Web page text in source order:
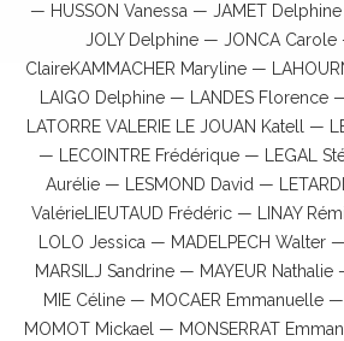
— HUSSON Vanessa — JAMET
JOLY Delphine — JONCA Carole
ClaireKAMMACHER Maryline —
LAIGO Delphine — LANDES Florence
LATORRE VALERIE LE JOUAN Katell —
— LECOINTRE Frédérique — LEGAL
Aurélie — LESMOND David —
ValérieLIEUTAUD Frédéric — LINAY
LOLO Jessica — MADELPECH Walter
MARSILJ Sandrine — MAYEUR
MIE Céline — MOCAER Emmanuelle
MOMOT Mickael — MONSERRAT